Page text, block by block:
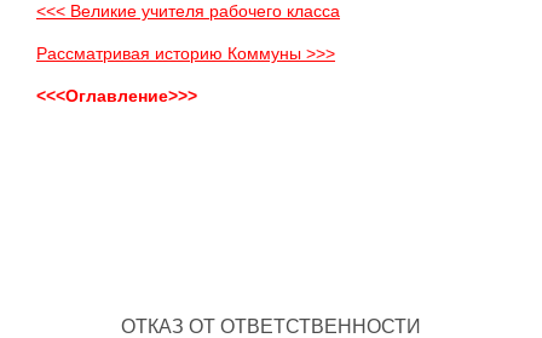
<<< Великие учителя рабочего класса
Рассматривая историю Коммуны >>>
<<<Оглавление>>>
ОТКАЗ ОТ ОТВЕТСТВЕННОСТИ